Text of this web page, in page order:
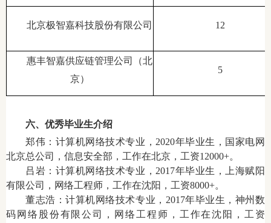
北京极智嘉科技股份有限公司 12
惠丰智嘉供应链管理公司（北
京）
5
六、优秀毕业生介绍
郑伟：计算机网络技术专业，2020年毕业生，国家电网
北京总公司，信息安全部，工作在北京，工资12000+。
吕岩：计算机网络技术专业，2017年毕业生，上海赋阳
有限公司，网络工程师，工作在沈阳，工资8000+。
董志浩：计算机网络技术专业，2017年毕业生，神州数
码网络股份有限公司，网络工程师，工作在沈阳，工资